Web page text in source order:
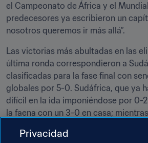
el Campeonato de África y el
predecesores ya escribieron un
nosotros queremos ir más allá”.
Las victorias más abultadas en las
última ronda correspondieron a
clasificadas para la fase final con
globales por 5-0. Sudáfrica, que ya
difícil en la ida imponiéndose por 0-
la faena con un 3-0 en casa;
en su feudo por un solitario gol.
Privacidad